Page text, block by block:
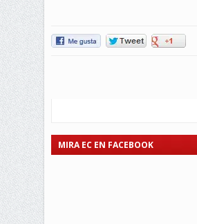
MIRA EC EN FACEBOOK